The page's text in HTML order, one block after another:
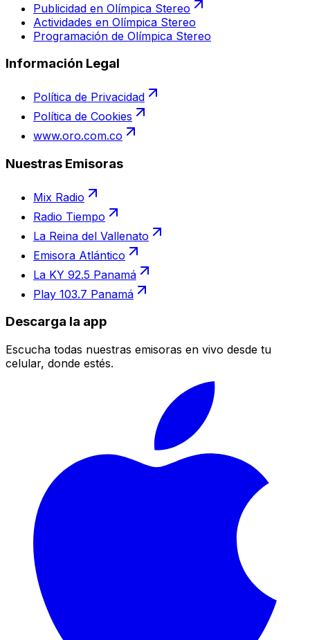
Publicidad en Olímpica Stereo
Actividades en Olímpica Stereo
Programación de Olímpica Stereo
Información Legal
Política de Privacidad
Política de Cookies
www.oro.com.co
Nuestras Emisoras
Mix Radio
Radio Tiempo
La Reina del Vallenato
Emisora Atlántico
La KY 92.5 Panamá
Play 103.7 Panamá
Descarga la app
Escucha todas nuestras emisoras en vivo desde tu
celular, donde estés.